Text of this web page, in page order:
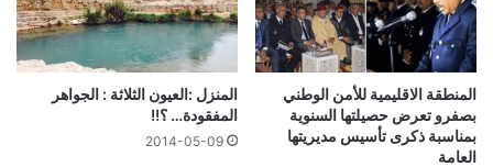
المنطقة الاقليمية للأمن الوطني
بصفرو تعرض حصيلتها السنوية
بمناسبة ذكرى تأسيس مديريتها
العامة
المنزل :العيون الثلاثة : الجواهر
المفقودة… ؟!!
2014-05-09